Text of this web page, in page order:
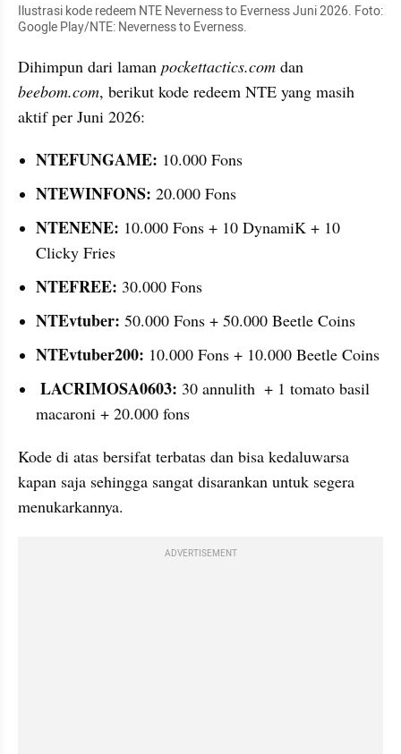
Ilustrasi kode redeem NTE Neverness to Everness Juni 2026. Foto:
Google Play/NTE: Neverness to Everness.
Dihimpun dari laman pockettactics.com
beebom.com, berikut kode redeem NTE yang masih
aktif per Juni 2026:
NTEFUNGAME: 10.000 Fons
NTEWINFONS: 20.000 Fons
NTENENE: 10.000 Fons + 10 DynamiK + 10
Clicky Fries
NTEFREE: 30.000 Fons
NTEvtuber: 50.000 Fons + 50.000 Beetle Coins
NTEvtuber200: 10.000 Fons + 10.000 Beetle Coins
LACRIMOSA0603: 30 annulith  + 1 tomato basil
macaroni + 20.000 fons
Kode di atas bersifat terbatas dan bisa kedaluwarsa
kapan saja sehingga sangat disarankan untuk segera
menukarkannya.
ADVERTISEMENT